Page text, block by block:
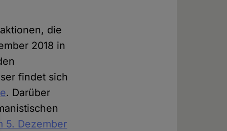
die
2018 in
findet sich
. Darüber
5. Dezember